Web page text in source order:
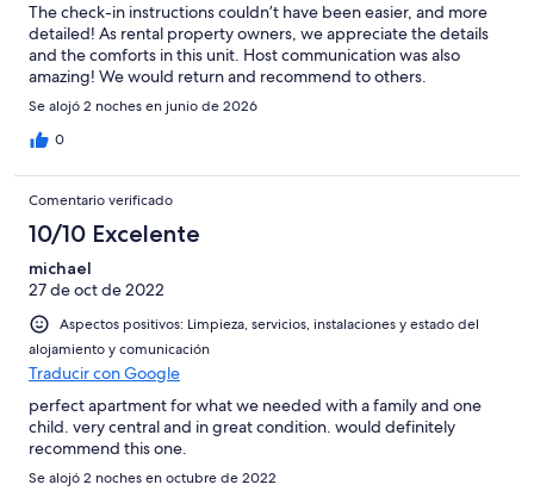
The check-in instructions couldn’t have been easier, and more
detailed! As rental property owners, we appreciate the details
and the comforts in this unit. Host communication was also
amazing! We would return and recommend to others.
Se alojó 2 noches en junio de 2026
0
Comentario verificado
10/10 Excelente
michael
27 de oct de 2022
Aspectos positivos: Limpieza, servicios, instalaciones y estado del
alojamiento y comunicación
Traducir con Google
perfect apartment for what we needed with a family and one
child. very central and in great condition. would definitely
recommend this one.
Se alojó 2 noches en octubre de 2022